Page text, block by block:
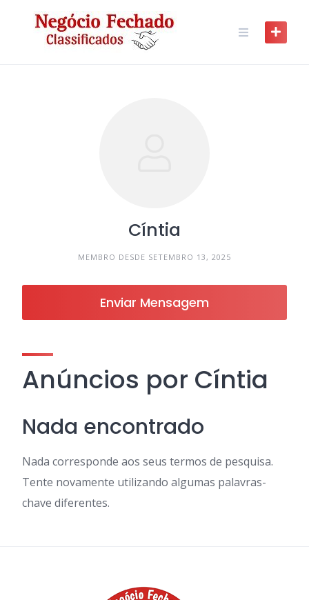
Cíntia
MEMBRO DESDE SETEMBRO 13, 2025
Enviar Mensagem
Anúncios por Cíntia
Nada encontrado
Nada corresponde aos seus termos de pesquisa.
Tente novamente utilizando algumas palavras-
chave diferentes.